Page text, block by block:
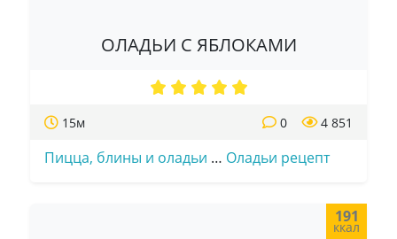
ОЛАДЬИ С ЯБЛОКАМИ
15м 4 851
0
Пицца, блины и оладьи … Оладьи рецепт
191
ккал